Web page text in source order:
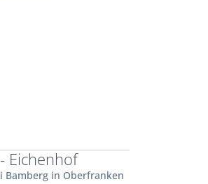
Eichenhof
Bamberg in Oberfranken